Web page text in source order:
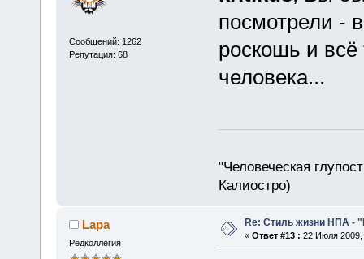
Сообщений: 1262
Репутация: 68
посмотрели -
роскошь и всё
человека...
"Человеческая
Калиостро)
Lapa
Редколлегия
Re: Стиль жизни НПА -
« Ответ #13 : 22 Июля 2009,